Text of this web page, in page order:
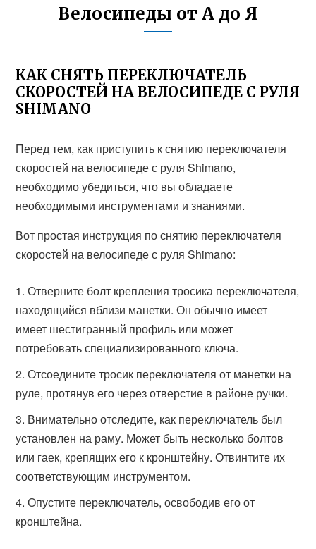
Велосипеды от А до Я
КАК СНЯТЬ ПЕРЕКЛЮЧАТЕЛЬ
СКОРОСТЕЙ НА ВЕЛОСИПЕДЕ С РУЛЯ
SHIMANO
Перед тем, как приступить к снятию переключателя
скоростей на велосипеде с руля Shimano,
необходимо убедиться, что вы обладаете
необходимыми инструментами и знаниями.
Вот простая инструкция по снятию переключателя
скоростей на велосипеде с руля Shimano:
Отверните болт крепления тросика переключателя,
находящийся вблизи манетки. Он обычно имеет
имеет шестигранный профиль или может
потребовать специализированного ключа.
Отсоедините тросик переключателя от манетки на
руле, протянув его через отверстие в районе ручки.
Внимательно отследите, как переключатель был
установлен на раму. Может быть несколько болтов
или гаек, крепящих его к кронштейну. Отвинтите их
соответствующим инструментом.
Опустите переключатель, освободив его от
кронштейна.